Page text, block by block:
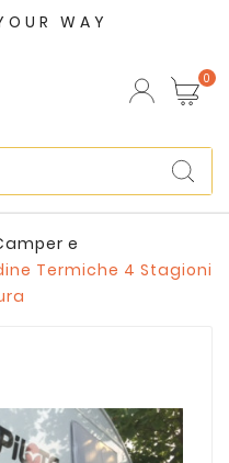
WAY
0
e
Termiche 4 Stagioni
dei desideri